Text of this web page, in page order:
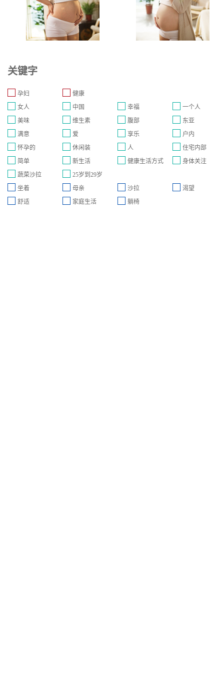
关键字
孕妇
健康
女人
中国 幸福
一个人
美味
维生素 腹部
东亚
满意
爱 享乐
户内
怀孕的
休闲装 人
住宅内部
简单
新生活 健康生活方式
身体关注
蔬菜沙拉
25岁到29岁
坐着
母亲 沙拉
渴望
舒适
家庭生活 躺椅